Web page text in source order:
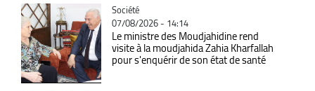
Catégorie
Société
07/08/2026 - 14:14
Le ministre des Moudjahidine rend
visite à la moudjahida Zahia Kharfallah
pour s'enquérir de son état de santé